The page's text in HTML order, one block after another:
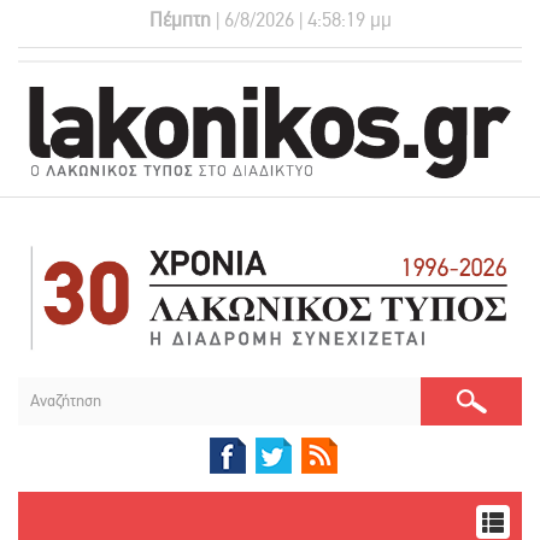
Πέμπτη | 6/8/2026 | 4:58:19 μμ